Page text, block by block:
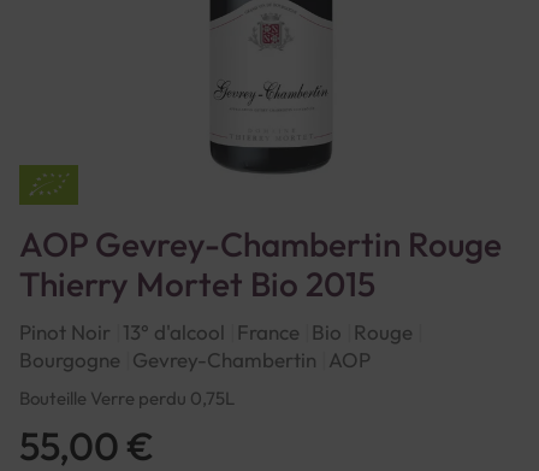
AOP Gevrey-Chambertin Rouge
Thierry Mortet Bio 2015
Pinot Noir 13° d'alcool France Bio
Rouge
Bourgogne Gevrey-Chambertin AOP
Bouteille Verre perdu 0,75L
55,00 €